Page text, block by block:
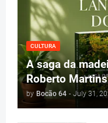
CULTURA
A saga da
Roberto Martins
by Bocão 64 - July 31,